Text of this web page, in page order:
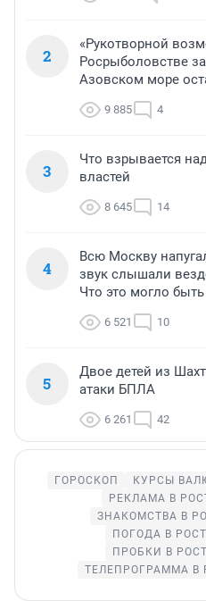
2
«Рукотворной
Росрыболовстве
Азовском море
9 885 4
3
Что взрывается
властей
8 645 14
4
Всю Москву
звук слышали
Что это могло быть
6 521 10
5
Двое детей из
атаки БПЛА
6 261 42
ГОРОСКОП
КУРСЫ
РЕКЛАМА В
ЗНАКОМСТВА В
ПОГОДА В
ПРОБКИ В
ТЕЛЕПРОГРАММА В